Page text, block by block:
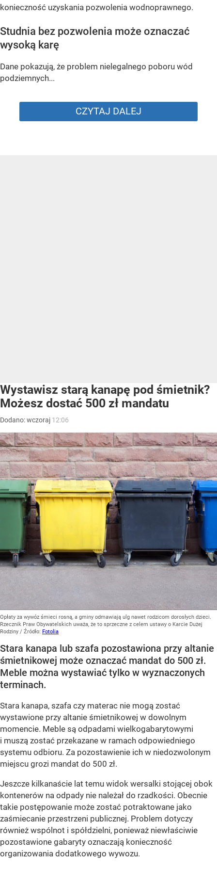
konieczność uzyskania pozwolenia wodnoprawnego.
Studnia bez pozwolenia może oznaczać
wysoką karę
Dane pokazują, że problem nielegalnego poboru wód
podziemnych...
CZYTAJ DALEJ
Wystawisz starą kanapę pod śmietnik?
Możesz dostać 500 zł mandatu
Dodano:wczoraj 12:06
Opłaty za wywóz śmieci rosną, a gminy odmawiają ulg nawet rodzicom dorosłych dzieci.
Rzecznik Praw Obywatelskich uważa, że to sprzeczne z celem ustawy o Karcie Dużej
Rodziny / Źródło: Fotolia
Stara kanapa lub szafa pozostawiona przy altanie
śmietnikowej może oznaczać mandat do 500 zł.
Meble można wystawiać tylko w wyznaczonych
terminach.
Stara kanapa, szafa czy materac nie mogą zostać
wystawione przy altanie śmietnikowej w dowolnym
momencie. Meble są odpadami wielkogabarytowymi
i muszą zostać przekazane w ramach odpowiedniego
systemu odbioru. Za pozostawienie ich w niedozwolonym
miejscu grozi mandat do 500 zł.
Jeszcze kilkanaście lat temu widok wersalki stojącej obok
kontenerów na odpady nie należał do rzadkości. Obecnie
takie postępowanie może zostać potraktowane jako
zaśmiecanie przestrzeni publicznej. Problem dotyczy
również wspólnot i spółdzielni, ponieważ niewłaściwie
pozostawione gabaryty oznaczają konieczność
organizowania dodatkowego wywozu.